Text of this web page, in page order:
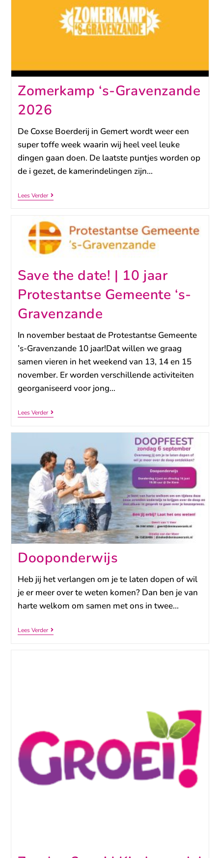
Zomerkamp ‘s-Gravenzande
2026
De Coxse Boerderij in Gemert wordt weer een
super toffe week waarin wij heel veel leuke
dingen gaan doen. De laatste puntjes worden op
de i gezet, de kamerindelingen zijn…
Lees Verder
Save the date! | 10 jaar
Protestantse Gemeente ‘s-
Gravenzande
In november bestaat de Protestantse Gemeente
’s-Gravenzande 10 jaar!Dat willen we graag
samen vieren in het weekend van 13, 14 en 15
november. Er worden verschillende activiteiten
georganiseerd voor jong…
Lees Verder
Dooponderwijs
Heb jij het verlangen om je te laten dopen of wil
je er meer over te weten komen? Dan ben je van
harte welkom om samen met ons in twee…
Lees Verder